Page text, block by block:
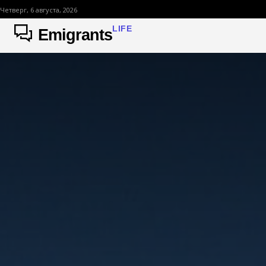
Четверг, 6 августа, 2026
EmigrantsLIFE